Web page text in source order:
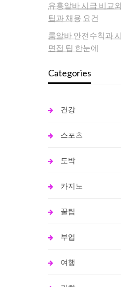
유흥알바 시급 비교
팁과 채용 요건
룸알바 안전수칙과
면접 팁 한눈에
Categories
건강
스포츠
도박
카지노
꿀팁
부업
여행